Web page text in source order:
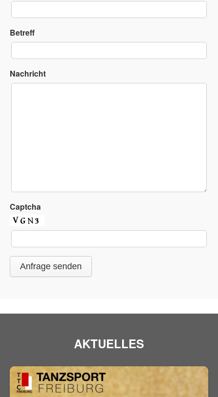
Betreff
Nachricht
Captcha
Anfrage senden
AKTUELLES